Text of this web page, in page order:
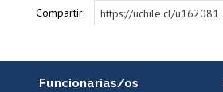
Compartir: https://uchile.cl/u162081
Funcionarias/os